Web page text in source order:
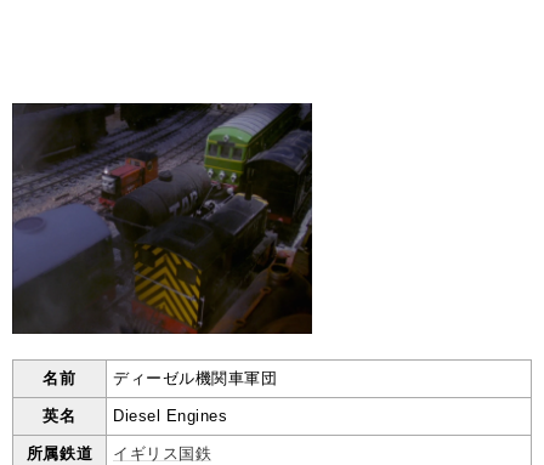
名前 ディーゼル機関車軍団
英名 Diesel Engines
所属鉄道 イギリス国鉄